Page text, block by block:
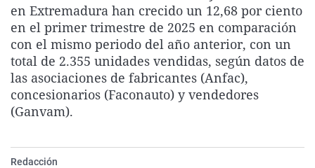
La rosa de los vientos
Gente viajera
Como el perro y el
Caso
Retornados
Equipo de
Operación Viuda
Extremadura
Galicia
La Rioja
Navarra
Virales
Televisión
Elecciones
en Extremadura han crecido un 12,68 por ciento
en el primer trimestre de 2025 en comparación
con el mismo periodo del año anterior, con un
total de 2.355 unidades vendidas, según datos de
las asociaciones de fabricantes (Anfac),
concesionarios (Faconauto) y vendedores
(Ganvam).
Redacción